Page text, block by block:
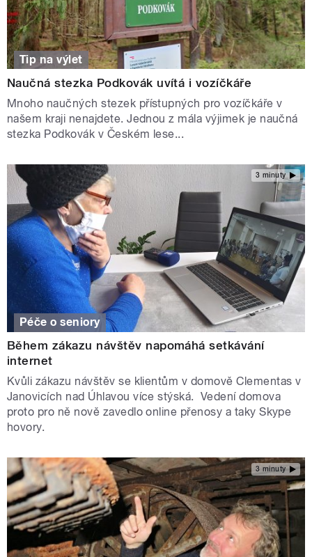
Tip na výlet
Naučná stezka Podkovák uvítá i vozíčkáře
Mnoho naučných stezek přístupných pro vozíčkáře v
našem kraji nenajdete. Jednou z mála výjimek je naučná
stezka Podkovák v Českém lese...
3 minuty
Péče o seniory
Během zákazu návštěv napomáhá setkávání
internet
Kvůli zákazu návštěv se klientům v domově Clementas v
Janovicích nad Úhlavou více stýská. Vedení domova
proto pro ně nově zavedlo online přenosy a taky Skype
hovory.
3 minuty